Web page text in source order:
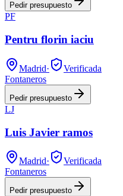
Pedir presupuesto
PF
Pentru florin iaciu
Madrid·
Verificada
Fontaneros
Pedir presupuesto
LJ
Luis Javier ramos
Madrid·
Verificada
Fontaneros
Pedir presupuesto